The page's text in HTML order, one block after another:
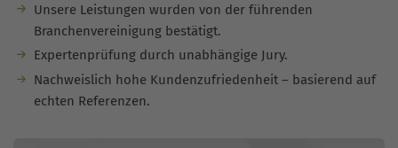
Unsere Leistungen wurden von der führenden
Branchenvereinigung bestätigt.
Expertenprüfung durch unabhängige Jury.
Nachweislich hohe Kundenzufriedenheit – basierend auf
echten Referenzen.